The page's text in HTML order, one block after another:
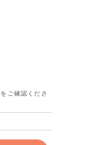
をご確認くださ